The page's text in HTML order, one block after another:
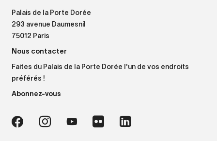
Palais de la Porte Dorée
293 avenue Daumesnil
75012 Paris
Nous contacter
Faites du Palais de la Porte Dorée l'un de vos endroits
préférés !
Abonnez-vous